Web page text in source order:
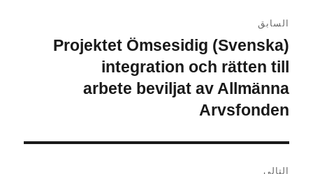
المقالات
السابق
المقالة
السابقة:
(Svenska) Projektet Ömsesidig
integration och rätten till
arbete beviljat av Allmänna
Arvsfonden
التالي